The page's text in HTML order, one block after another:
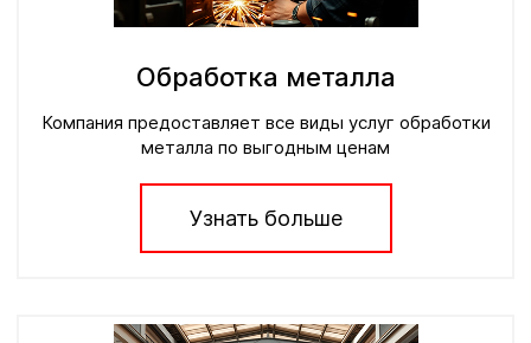
Обработка металла
Компания предоставляет все виды услуг обработки
металла по выгодным ценам
Узнать больше